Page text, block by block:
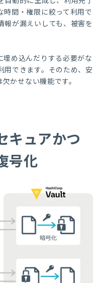
間・権限に絞って利用で
報が漏えいしても、被害を
埋め込んだりする必要がな
用できます。そのため、安
かせない機能です。
キュアかつ
号化